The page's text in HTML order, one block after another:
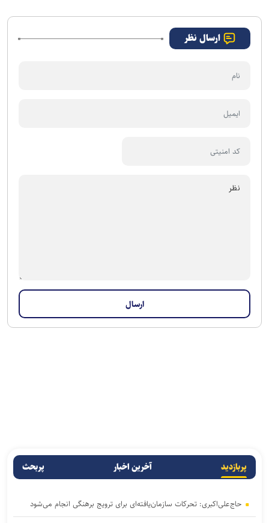
ارسال نظر
پربازدید آخرین اخبار پربحث
حاج‌علی‌اکبری: تحرکات سازمان‌یافته‌ای برای ترویج برهنگی انجام می‌شود